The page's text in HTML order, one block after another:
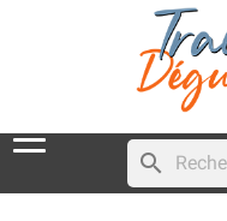
search